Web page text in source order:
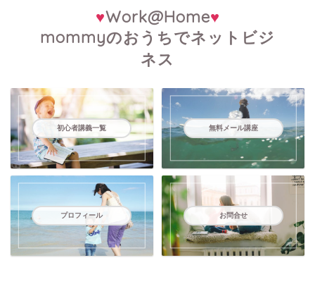
♥Work@Home♥
mommyのおうちでネットビジ
ネス
初心者講義一覧 無料メール講座
プロフィール お問合せ